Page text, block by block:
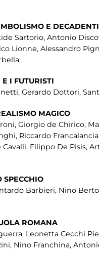
E
Sartorio, Antonio
Lionne, Alessandro
I FUTURISTI
Gerardo Dottori,
MAGICO
Giorgio de Chirico,
Riccardo
Filippo De Pisis,
SPECCHIO
Barbieri, Nino
ROMANA
Leonetta Cecchi
Nino Franchina,